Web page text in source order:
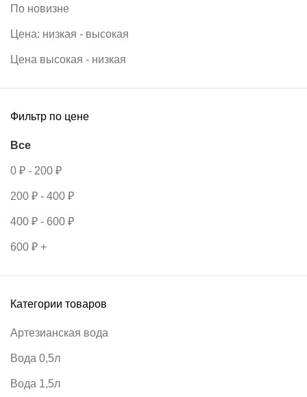
По новизне
Цена: низкая - высокая
Цена высокая - низкая
Фильтр по цене
Все
0 ₽ - 200 ₽
200 ₽ - 400 ₽
400 ₽ - 600 ₽
600 ₽ +
Категории товаров
Артезианская вода
Вода 0,5л
Вода 1,5л